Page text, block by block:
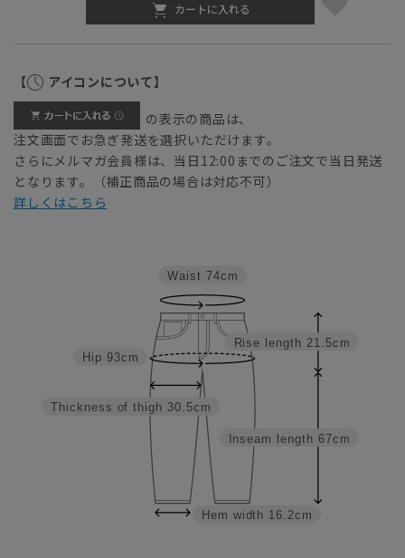
カートに入れる
【 アイコンについて】
の表示の商品は、
注文画面でお急ぎ発送を選択いただけます。
さらにメルマガ会員様は、当日12:00までのご注文で当日発送
となります。（補正商品の場合は対応不可）
詳しくはこちら
Inseam length 67cm
Rise length 21.5cm
Hem width 16.2cm
Thickness of thigh 30.5cm
Hip 93cm
Waist 74cm